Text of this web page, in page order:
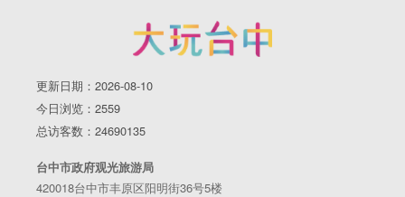
更新日期：2026-08-10
今日浏览：2559
总访客数：24690135
台中市政府观光旅游局
420018台中市丰原区阳明街36号5楼